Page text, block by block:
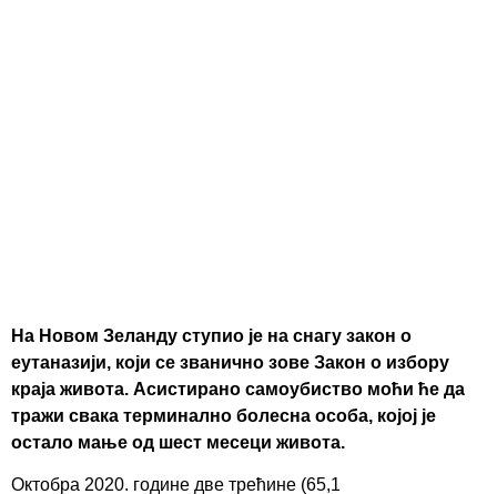
На Новом Зеланду ступио је на снагу закон о
еутаназији, који се званично зове Закон о избору
краја живота. Асистирано самоубиство моћи ће да
тражи свака терминално болесна особа, којој је
остало мање од шест месеци живота.
Октобра 2020. године две трећине (65,1